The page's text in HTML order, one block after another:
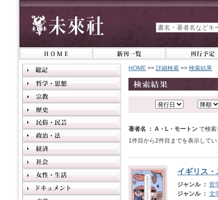
HOME >> 詳細検索 >> 検索結果
著者名 ： A・L・モートン で検索
1件目から2件目までを表示して
イギリス
ジャンル ： 哲
ジャンル ： 文